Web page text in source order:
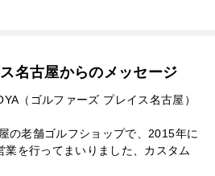
名古屋からのメッセージ
（ゴルファーズ プレイス名古屋）
の老舗ゴルフショップで、2015年に
業を行ってまいりました、カスタム